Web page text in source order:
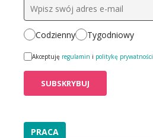
Codzienny Tygodniowy
Akceptuję regulamin i politykę prywatności
PRACA